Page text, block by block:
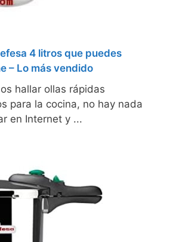
4 litros que puedes
– Lo más vendido
hallar ollas rápidas
para la cocina, no hay nada
en Internet y ...